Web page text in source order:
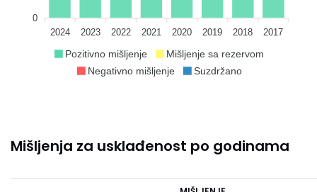
0
2024
2023 2022 2021 2020 2019 2018 2017
Pozitivno mišljenje
Mišljenje sa rezervom
Negativno mišljenje
Suzdržano
Mišljenja za usklađenost po godinama